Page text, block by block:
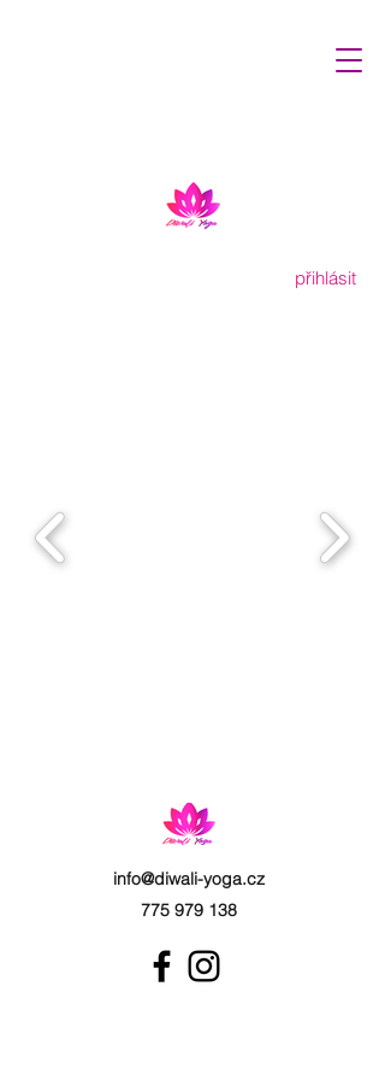
přihlásit
info@diwali-yoga.cz
775 979 138